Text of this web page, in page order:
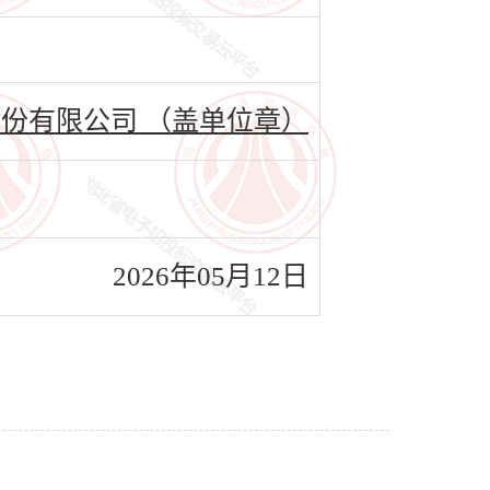
有限公司 （盖单位章）
2026年05月12日